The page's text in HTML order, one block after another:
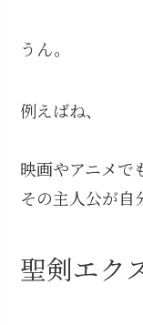
うん。
例えばね、
映画やアニメで
その主人公が自
聖剣エク